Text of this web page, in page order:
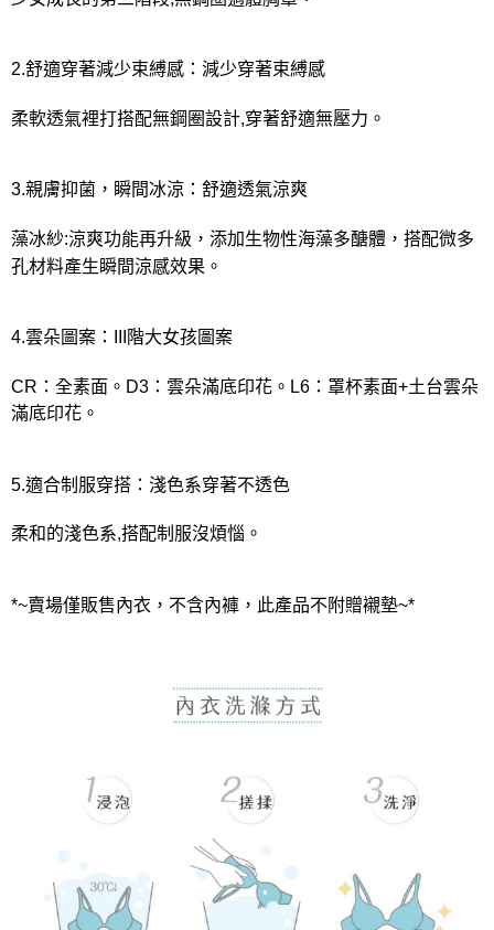
2.舒適穿著減少束縛感：減少穿著束縛感
柔軟透氣裡打搭配無鋼圈設計,穿著舒適無壓力。
3.親膚抑菌，瞬間冰涼：舒適透氣涼爽
藻冰紗:涼爽功能再升級，添加生物性海藻多醣體，搭配微多
孔材料產生瞬間涼感效果。
4.雲朵圖案：III階大女孩圖案
CR：全素面。D3：雲朵滿底印花。L6：罩杯素面+土台雲朵
滿底印花。
5.適合制服穿搭：淺色系穿著不透色
柔和的淺色系,搭配制服沒煩惱。
*~賣場僅販售內衣，不含內褲，此產品不附贈襯墊~*